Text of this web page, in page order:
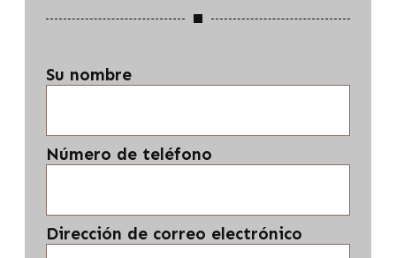
Su nombre
Número de teléfono
Dirección de correo electrónico